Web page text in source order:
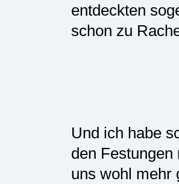
entdeckten
schon zu
Und ich habe
den
uns wohl mehr